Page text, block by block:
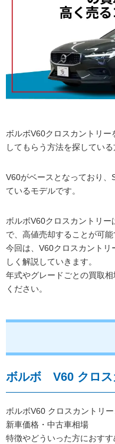
ボルボV60クロスカントリ
してもらう方法を探してい
V60がベースとなっており、
ているモデルです。
ボルボV60クロスカントリー
で、高値売却することが可能
今回は、V60クロスカント
しく解説していきます。
年式やグレードごとの買取
ください。
ボルボ V60 クロス
ボルボV60 クロスカントリー
新車価格・中古車相場
特徴やどういった方におす